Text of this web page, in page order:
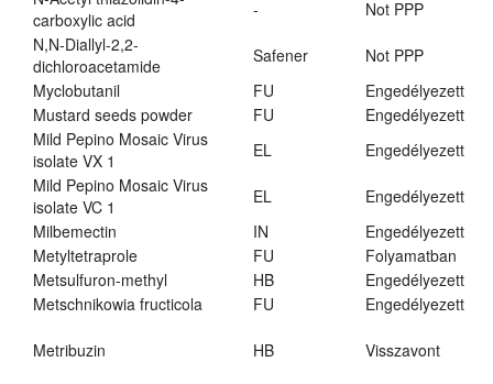
carboxylic acid
-
Not PPP
N,N-Diallyl-2,2-
dichloroacetamide
Safener
Not PPP
Myclobutanil
FU
Engedélyezett
Mustard seeds powder
FU
Engedélyezett
Mild Pepino Mosaic Virus
isolate VX 1
EL
Engedélyezett
Mild Pepino Mosaic Virus
isolate VC 1
EL
Engedélyezett
Milbemectin
IN
Engedélyezett
Metyltetraprole
FU
Folyamatban
Metsulfuron-methyl
HB
Engedélyezett
Metschnikowia fructicola
FU Engedélyezett
Metribuzin HB Visszavont